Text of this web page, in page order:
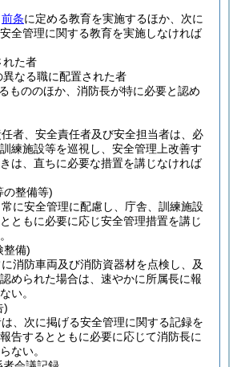
前条に定める教育を実施するほか、次に
全管理に関する教育を実施しなければ
れた者
なる職に配置された者
もののほか、消防長が特に必要と認め
者、安全責任者及び安全担当者は、必
練施設等を巡視し、安全管理上改善す
は、直ちに必要な措置を講じなければ
の整備等)
に安全管理に配慮し、庁舎、訓練施設
ともに必要に応じ安全管理措置を講じ
整備)
消防車両及び消防資器材を点検し、及
められた場合は、速やかに所属長に報
い。
)
、次に掲げる安全管理に関する記録を
告するとともに必要に応じて消防長に
ない。